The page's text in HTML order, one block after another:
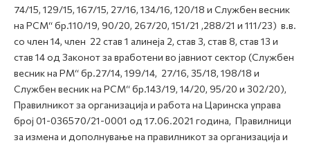
74/15, 129/15, 167/15, 27/16, 134/16, 120/18 и Службен весник
на РСМ“ бр.110/19, 90/20, 267/20, 151/21 ,288/21 и 111/23) в.в.
со член 14, член 22 став 1 алинеја 2, став 3, став 8, став 13 и
став 14 од Законот за вработени во јавниот сектор (Службен
весник на РМ“ бр.27/14, 199/14, 27/16, 35/18, 198/18 и
Службен весник на РСМ“ бр.143/19, 14/20, 95/20 и 302/20),
Правилникот за организација и работа на Царинска управа
број 01-036570/21-0001 од 17.06.2021 година, Правилници
за измена и дополнување на правилникот за организација и